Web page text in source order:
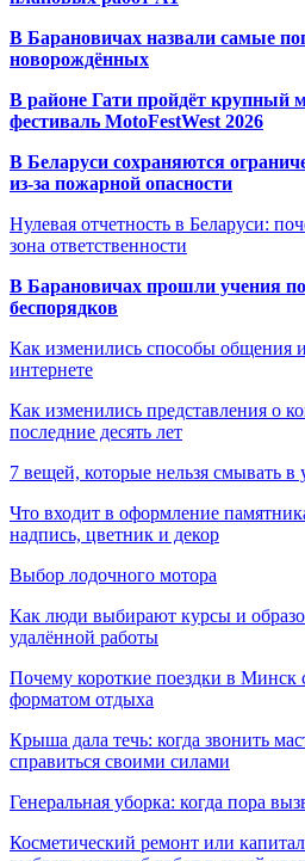
В Барановичах назвали самые
новорождённых
В районе Гати пройдёт крупный
фестиваль MotoFestWest 2026
В Беларуси сохраняются
из-за пожарной опасности
Нулевая отчетность в Беларуси:
зона ответственности
В Барановичах прошли учения
беспорядков
Как изменились способы общения
интернете
Как изменились представления о
последние десять лет
7 вещей, которые нельзя смывать в
Что входит в оформление
надпись, цветник и декор
Выбор лодочного мотора
Как люди выбирают курсы и
удалённой работы
Почему короткие поездки в Минск
форматом отдыха
Крыша дала течь: когда звонить
справиться своими силами
Генеральная уборка: когда пора
Косметический ремонт или